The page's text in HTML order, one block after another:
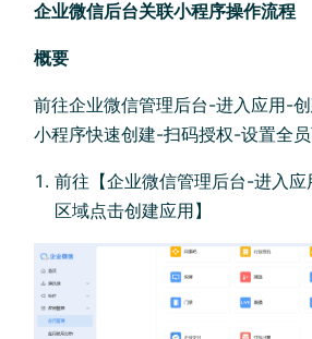
企业微信后台关联小程序操作流程
概要
前往企业微信管理后台-进入应用-
小程序快速创建-扫码授权-设置全
前往【企业微信管理后台-进入
区域点击创建应用】